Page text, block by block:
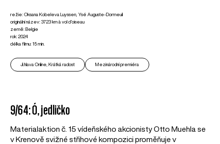
režie: Oksana Kobeleva Luyssen, Ysé Auguste-Dormeuil
originální název: 3723 km à vol d'oiseau
země: Belgie
rok: 2024
délka filmu: 15 min.
Ji.hlava Online, Krátká radost Mezinárodní premiéra
9/64: Ó, jedličko
Materialaktion č. 15 vídeňského akcionisty Otto Muehla se
v Krenově svižné střihové kompozici proměňuje v